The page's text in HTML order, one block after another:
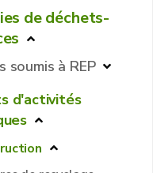
de déchets-
soumis à REP
d'activités